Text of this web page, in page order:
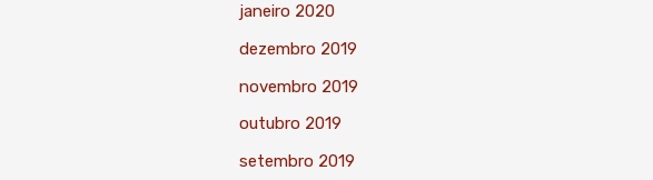
janeiro 2020
dezembro 2019
novembro 2019
outubro 2019
setembro 2019